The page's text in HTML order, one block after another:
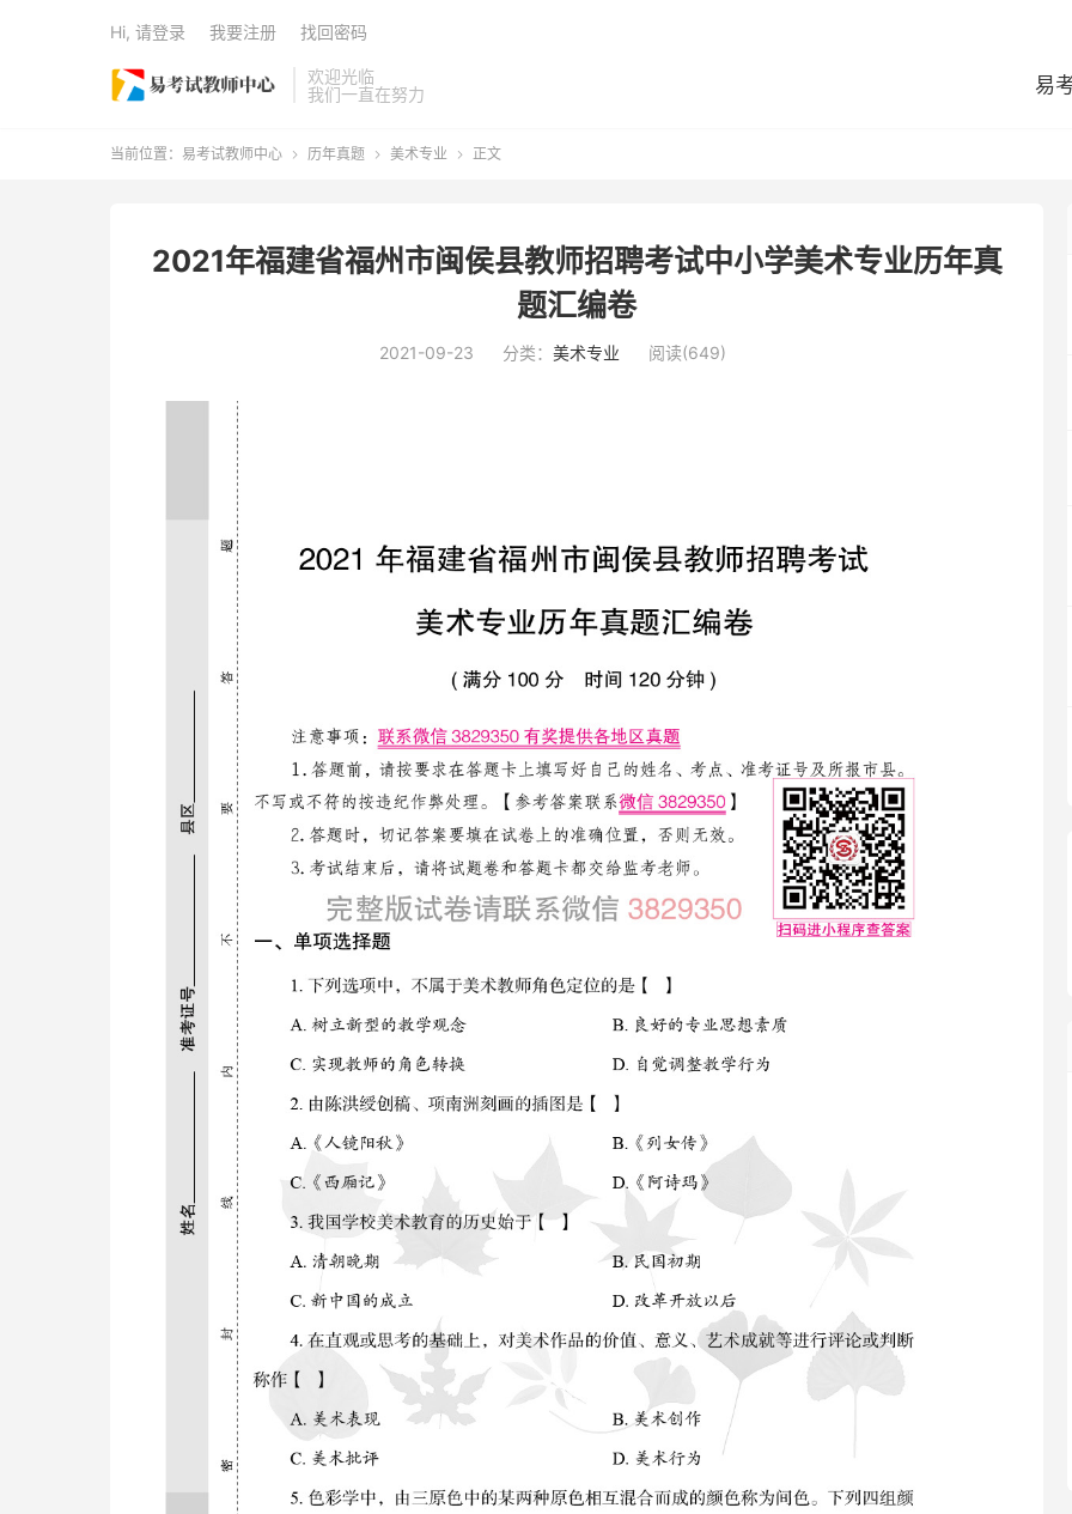
欢迎光临
我们一直在努力
易
Hi, 请登录 我要注册 找回密码
当前位置： 易考试教师中心  历年真题  美术专业  正文
2021年福建省福州市闽侯县教师招聘考试中小学美术专业历年真
题汇编卷
2021-09-23 分类： 美术专业 阅读(649)